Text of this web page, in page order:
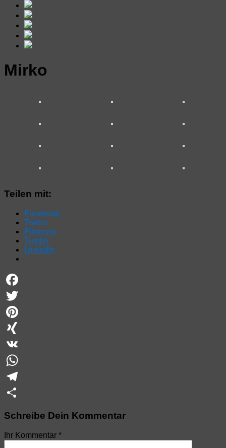
Mirko
Teilen mit:
Facebook
Twitter
Pinterest
Tumblr
LinkedIn
Facebook
Twitter
Pinterest
XING
VK
WhatsApp
Telegram
Schreibe Dein Kommentar
Ihr Kommentar *